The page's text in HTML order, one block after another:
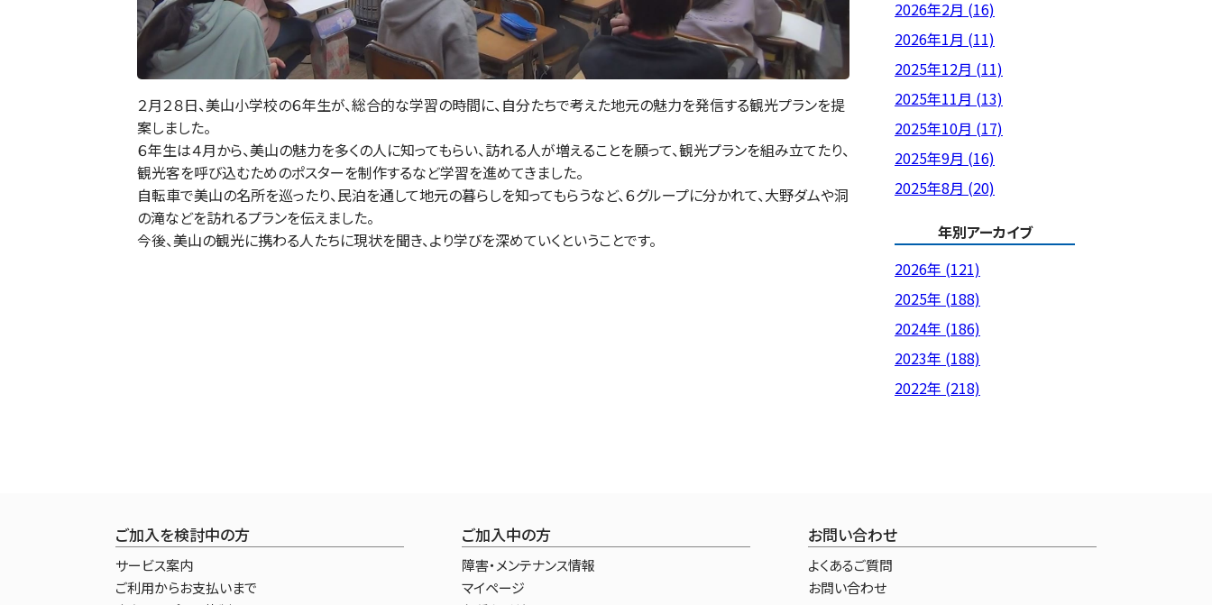
２月２８日、美山小学校の６年生が、総合的な学習の時間に、自分たちで考えた地元の魅力を発信する観光プランを提
案しました。
６年生は４月から、美山の魅力を多くの人に知ってもらい、訪れる人が増えることを願って、観光プランを組み立てたり、
観光客を呼び込むためのポスターを制作するなど学習を進めてきました。
自転車で美山の名所を巡ったり、民泊を通して地元の暮らしを知ってもらうなど、６グループに分かれて、大野ダムや洞
の滝などを訪れるプランを伝えました。
今後、美山の観光に携わる人たちに現状を聞き、より学びを深めていくということです。
2026年2月 (16)
2026年1月 (11)
2025年12月 (11)
2025年11月 (13)
2025年10月 (17)
2025年9月 (16)
2025年8月 (20)
年別アーカイブ
2026年 (121)
2025年 (188)
2024年 (186)
2023年 (188)
2022年 (218)
ご加入を検討中の方
サービス案内
ご利用からお支払いまで
ご加入中の方
障害・メンテナンス情報
マイページ
お問い合わせ
よくあるご質問
お問い合わせ